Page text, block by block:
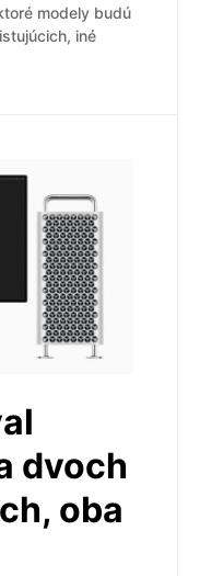
modely budú
iné
dvoch
oba